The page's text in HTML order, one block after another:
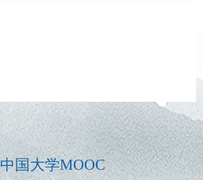
中国大学MOOC